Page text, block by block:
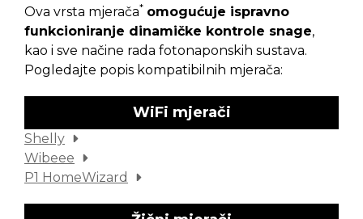
Ova vrsta mjerača* omogućuje ispravno
funkcioniranje dinamičke kontrole snage,
kao i sve načine rada fotonaponskih sustava.
Pogledajte popis kompatibilnih mjerača:
WiFi mjerači
Shelly
Wibeee
P1 HomeWizard